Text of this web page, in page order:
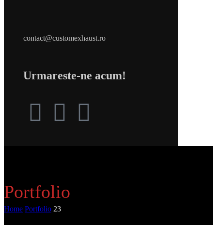
contact@customexhaust.ro
Urmareste-ne acum!
Portfolio
Home Portfolio 23